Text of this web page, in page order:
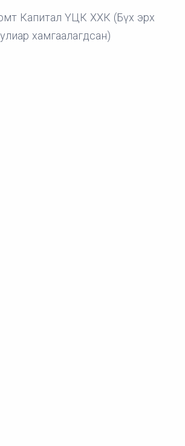
Капитал ҮЦК ХХК (Бүх эрх
хамгаалагдсан)